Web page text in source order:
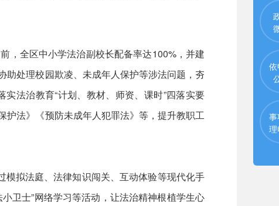
全区中小学法治副校长配备率达100%，并建
助处理校园欺凌、未成年人保护等涉法问题，夯
法治教育“计划、教材、师资、课时”四落实要
护法》《预防未成年人犯罪法》等，提升教职工
拟法庭、法律知识闯关、互动体验等现代化手
卫士”网络学习等活动，让法治精神根植学生心